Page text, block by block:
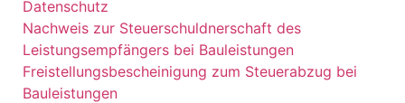
Datenschutz
Nachweis zur Steuerschuldnerschaft des
Leistungsempfängers bei Bauleistungen
Freistellungsbescheinigung zum Steuerabzug bei
Bauleistungen